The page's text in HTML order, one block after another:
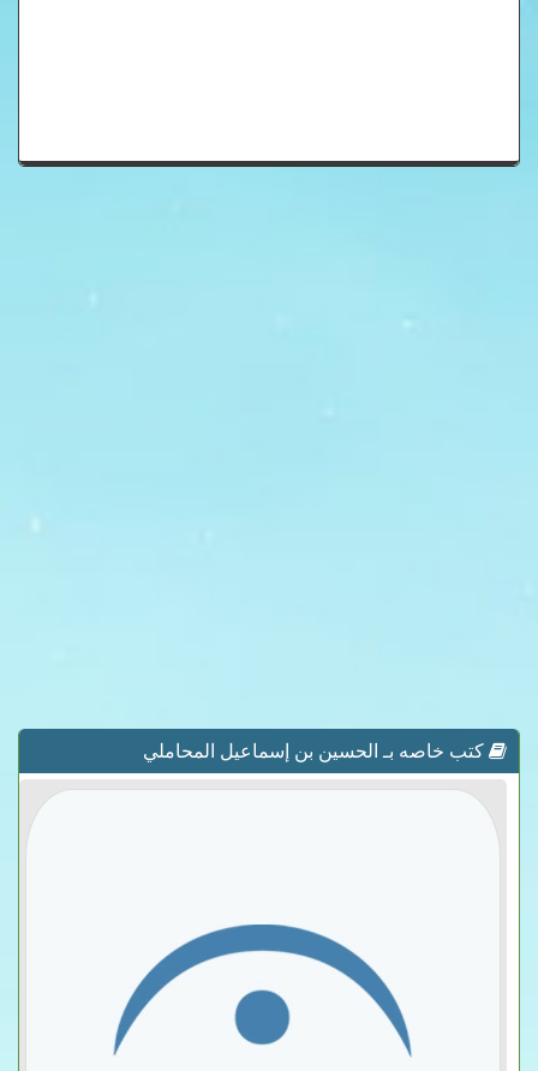
كتب خاصه بـ الحسين بن إسماعيل المحاملي